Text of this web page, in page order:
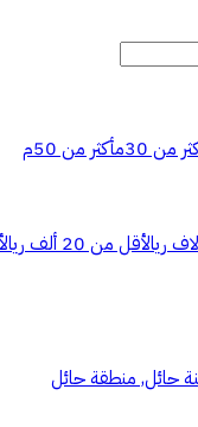
من 30م
أكثر من 50م
أقل من 20 ألف ريال
حائل, منطقة حائل